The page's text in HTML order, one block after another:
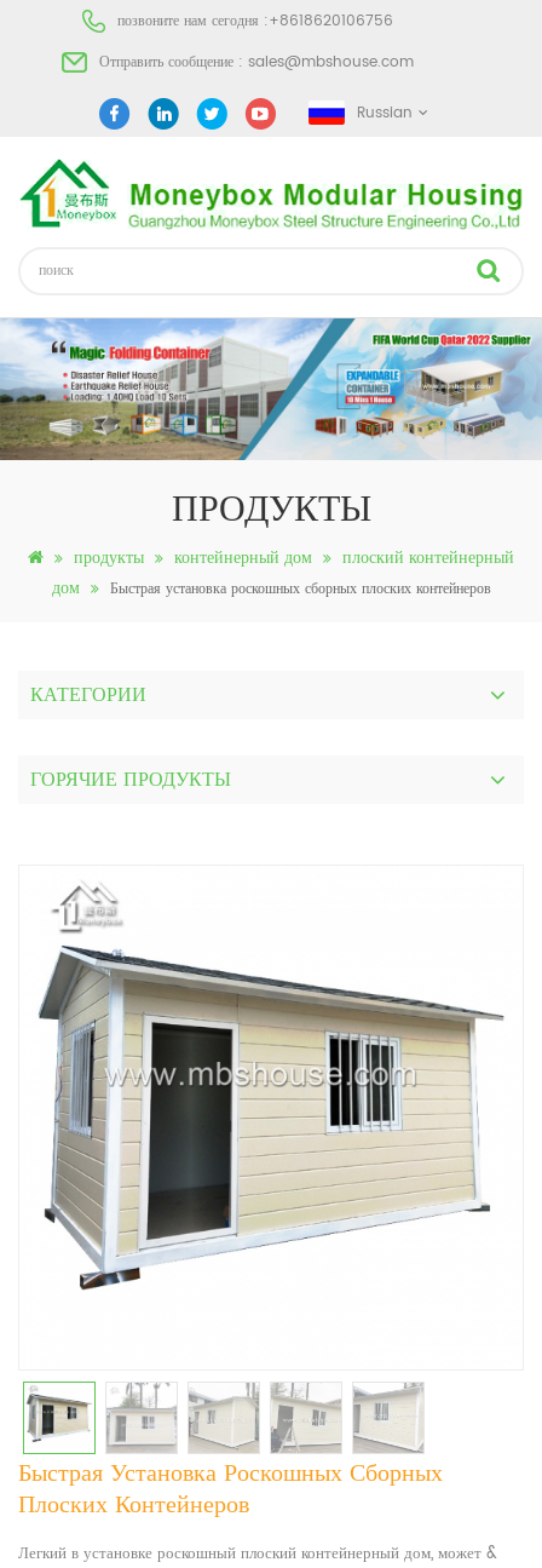
позвоните нам сегодня :+8618620106756
Отправить сообщение : sales@mbshouse.com
Russian
ПРОДУКТЫ
продукты контейнерный дом
плоский контейнерный
дом
Быстрая установка роскошных сборных плоских контейнеров
КАТЕГОРИИ
ГОРЯЧИЕ ПРОДУКТЫ
Быстрая Установка Роскошных Сборных
Плоских Контейнеров
Легкий в установке роскошный плоский контейнерный дом, может &